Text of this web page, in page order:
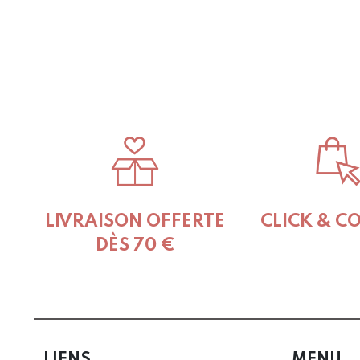
LIVRAISON OFFERTE
DÈS 70 €
CLICK &